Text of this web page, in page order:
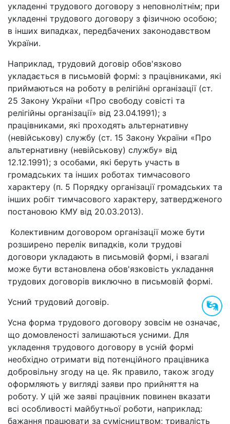
укладенні трудового договору з неповнолітнім; при
укладенні трудового договору з фізичною особою;
в інших випадках, передбачених законодавством
України.
Наприклад, трудовий договір обов'язково
укладається в письмовій формі: з працівниками, які
приймаються на роботу в релігійні організації (ст.
25 Закону України «Про свободу совісті та
релігійны організації» від 23.04.1991); з
працівниками, які проходять альтернативну
(невійськову) службу (ст. 15 Закону України «Про
альтернативну (невійськову) службу» від
12.12.1991); з особами, які беруть участь в
громадських та інших роботах тимчасового
характеру (п. 5 Порядку організації громадських та
інших робіт тимчасового характеру, затвердженого
постановою КМУ від 20.03.2013).
Колективним договором організації може бути
розширено перелік випадків, коли трудові
договори укладають в письмовій формі, і взагалі
може бути встановлена ​​обов'язковість укладання
трудових договорів виключно в письмовій формі.
Усний трудовий договір.
Усна форма трудового договору зовсім не означає,
що домовленості залишаються усними. Для
укладення трудового договору в усній формі
необхідно отримати від потенційного працівника
добровільну згоду на це. Як правило, також згоду
оформляють у вигляді заяви про прийняття на
роботу. У цій же заяві працівник повинен вказати
всі особливості майбутньої роботи, наприклад:
бажання працювати за сумісництвом; тривалість